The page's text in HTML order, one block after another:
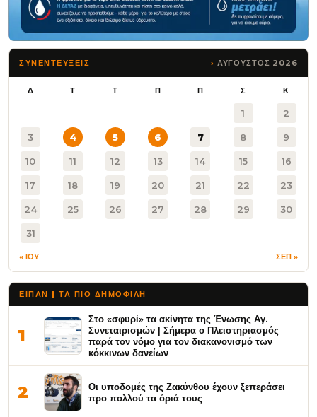
ΣΥΝΕΝΤΕΥΞΕΙΣ ΑΥΓΟΥΣΤΟΣ 2026
Δ Τ Τ Π Π Σ Κ
1 2
3 4 5 6 7 8 9
10 11 12 13 14 15 16
17 18 19 20 21 22 23
24 25 26 27 28 29 30
31
« ΙΟΥ ΣΕΠ »
ΕΙΠΑΝ | ΤΑ ΠΙΟ ΔΗΜΟΦΙΛΉ
1
Στο «σφυρί» τα ακίνητα της Ένωσης Αγ.
Συνεταιρισμών | Σήμερα ο Πλειστηριασμός
παρά τον νόμο για τον διακανονισμό των
κόκκινων δανείων
2
Οι υποδομές της Ζακύνθου έχουν ξεπεράσει
προ πολλού τα όριά τους